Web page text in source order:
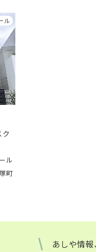
ル
ル
町
あしや情報